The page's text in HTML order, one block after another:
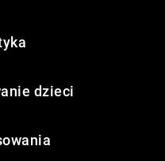
dzieci